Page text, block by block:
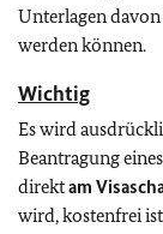
Unterlagen davon
werden können.
Wichtig
Es wird
Beantragung
direktam
wird, kostenfrei